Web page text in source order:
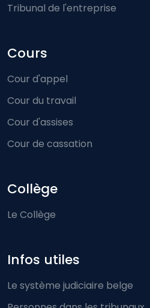
Tribunal de l'entreprise
Cours
Cour d'appel
Cour du travail
Cour d'assises
Cour de cassation
Collège
Le Collège
Infos utiles
Le système judiciaire belge